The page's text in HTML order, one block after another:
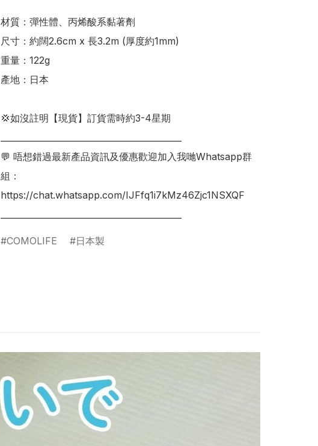
材質：彈性體、丙烯酸系黏著劑
尺寸：約闊2.6cm x 長3.2m (厚度約1mm)
重量：122g
產地：日本
💢如沒註明【現貨】訂貨需時約3-4星期
💬 唔想錯過最新產品資訊及優惠歡迎加入我哋Whatsapp群
組：
https://chat.whatsapp.com/IJFfq1i7kMz46Zjc1NSXQF
COMOLIFE 日本製